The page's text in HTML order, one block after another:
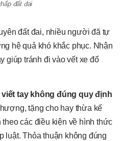
đất đai
đất đai, nhiều người đã tự
hệ quả khó khắc phục. Nhận
giúp tránh đi vào vết xe đổ
tay không đúng quy định
tặng cho hay thừa kế
các điều kiện về hình thức
luật. Thỏa thuận không đúng